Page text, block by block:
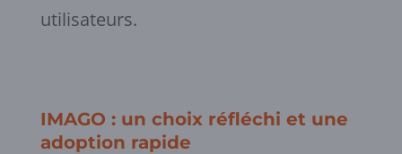
utilisateurs.
IMAGO : un choix réfléchi et une
adoption rapide